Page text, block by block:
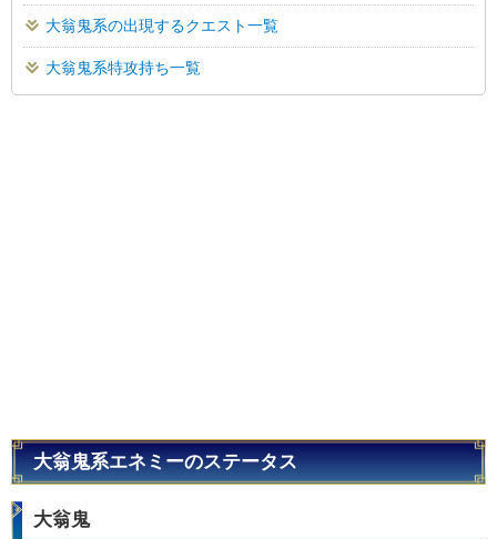
大翁鬼系の出現するクエスト一覧
大翁鬼系特攻持ち一覧
大翁鬼系エネミーのステータス
大翁鬼